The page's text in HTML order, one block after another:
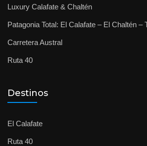
Luxury Calafate & Chaltén
Patagonia Total: El Calafate – El Chaltén –
Carretera Austral
Ruta 40
Destinos
El Calafate
Ruta 40